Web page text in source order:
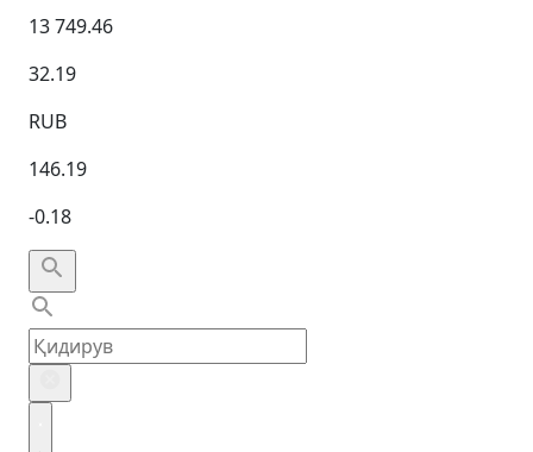
13 749.46
32.19
RUB
146.19
-0.18